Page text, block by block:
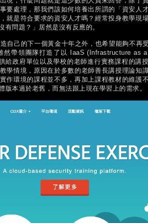
要處理，那我們該如何培養出所謂的「資安人
就是符合要求的資安人才嗎？經常投身教學現
問題？」居然是沒有反應的。
自己的下一個黃金十年之外，也希望能夠不再
然帶領團隊打造了以 IaaS (Infrastructure as
給政府單位以及學校的老師進行實務課程的講
學情境，原因在於多數的老師善長講授理論知
作環境的課程並不多，再加上課程教材的維護
本過於老舊，而無法跟上現在學習上的需求。